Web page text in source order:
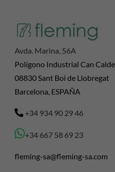
Avda. Marina, 56A
Polígono Industrial Can
08830 Sant Boi de Llobregat
Barcelona, ESPAÑA
+34 934 90 29 46
+34 667 58 69 23
fleming-sa@fleming-sa.com